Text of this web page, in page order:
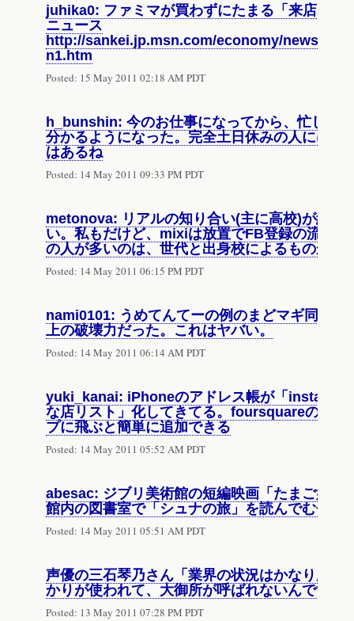
juhika0: ファミマが買わずにたまる「来店ポイ
ニュース
http://sankei.jp.msn.com/economy/news/
n1.htm
Posted: 15 May 2011 02:18 AM PDT
h_bunshin: 今のお仕事になってから、忙しい
分かるようになった。完全土日休みの人には、
はあるね
Posted: 14 May 2011 09:33 PM PDT
metonova: リアルの知り合い(主に高校)が続々
い。私もだけど、mixiは放置でFB登録の流れ
の人が多いのは、世代と出身校によるものかな
Posted: 14 May 2011 06:15 PM PDT
nami0101: うめてんてーの例のまどマギ同人誌
上の破壊力だった。これはヤバい。
Posted: 14 May 2011 06:14 AM PDT
yuki_kanai: iPhoneのアドレス帳が「
な店リスト」化してきてる。foursquareのロケ
プに飛ぶと簡単に追加できる
Posted: 14 May 2011 05:52 AM PDT
abesac: ジブリ美術館の短編映画「たまご姫と
館内の図書室で「シュナの旅」を読んでむせび
Posted: 14 May 2011 05:51 AM PDT
声優の三石琴乃さん「業界の状況はかなり厳し
かりが使われて、大御所が呼ばれないんです 」
Posted: 13 May 2011 07:28 PM PDT